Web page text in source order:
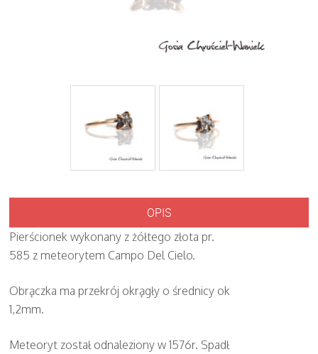
OPIS
Pierścionek wykonany z żółtego złota pr.
585 z meteorytem Campo Del Cielo.
Obrączka ma przekrój okrągły o średnicy ok
1,2mm.
Meteoryt został odnaleziony w 1576r. Spadł